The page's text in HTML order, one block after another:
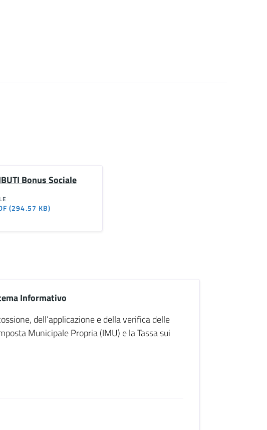
Bonus Sociale
(294.57 KB)
Informativo
dell’applicazione e della verifica delle
Municipale Propria (IMU) e la Tassa sui